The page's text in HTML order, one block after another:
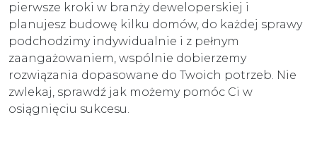
pierwsze kroki w branży deweloperskiej i
planujesz budowę kilku domów, do każdej sprawy
podchodzimy indywidualnie i z pełnym
zaangażowaniem, wspólnie dobierzemy
rozwiązania dopasowane do Twoich potrzeb. Nie
zwlekaj, sprawdź jak możemy pomóc Ci w
osiągnięciu sukcesu.